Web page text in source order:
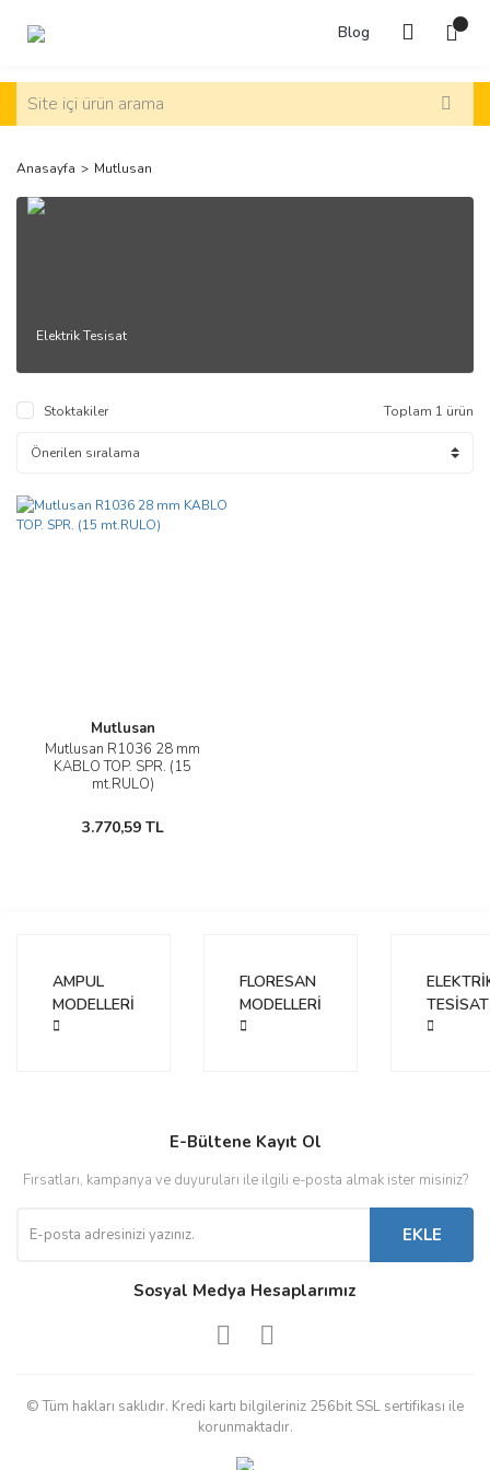
Blog
Anasayfa Mutlusan
Elektrik Tesisat
Stoktakiler Toplam 1 ürün
Mutlusan
Mutlusan R1036 28 mm
KABLO TOP. SPR. (15
mt.RULO)
3.770,59 TL
AMPUL
MODELLERİ
FLORESAN
MODELLERİ
TESİSAT
E-Bültene Kayıt Ol
Fırsatları, kampanya ve duyuruları ile ilgili e-posta almak ister misiniz?
EKLE
Sosyal Medya Hesaplarımız
© Tüm hakları saklıdır. Kredi kartı bilgileriniz 256bit SSL sertifikası ile
korunmaktadır.